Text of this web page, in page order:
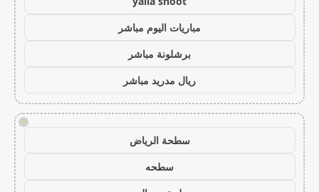
مباريات اليوم مباشر
برشلونة مباشر
ريال مدريد مباشر
!
سطحة الرياض
سطحه